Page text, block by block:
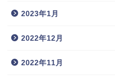
2023年1月
2022年12月
2022年11月